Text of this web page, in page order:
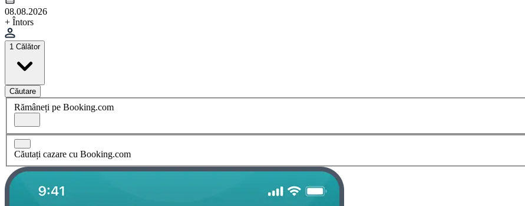
08.08.2026
+ Întors
1 Călător
Căutare
Rămâneți pe Booking.com
Căutați cazare cu Booking.com